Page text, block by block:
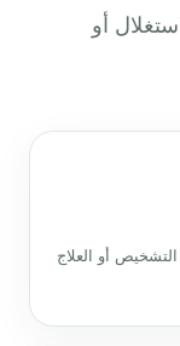
أو
أو العلاج